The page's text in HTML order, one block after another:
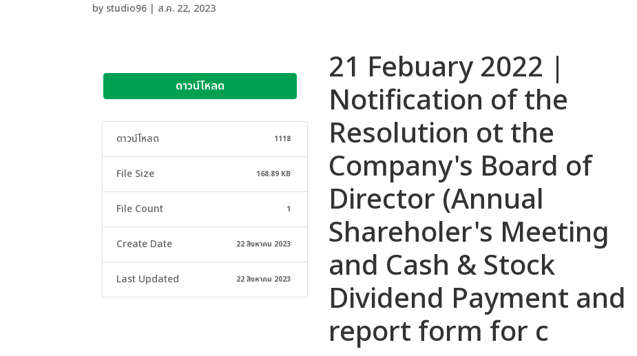
by studio96 | ส.ค. 22, 2023
ดาวน์โหลด
ดาวน์โหลด 1118
File Size 168.89 KB
File Count 1
Create Date 22 สิงหาคม 2023
Last Updated 22 สิงหาคม 2023
21 Febuary 2022 |
Notification of the
Resolution ot the
Company's Board of
Director (Annual
Shareholer's Meeting
and Cash & Stock
Dividend Payment and
report form for c